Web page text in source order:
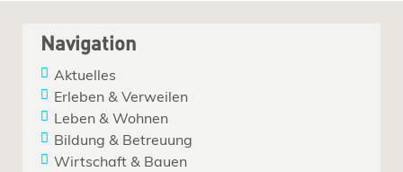
Navigation
Aktuelles
Erleben & Verweilen
Leben & Wohnen
Bildung & Betreuung
Wirtschaft & Bauen